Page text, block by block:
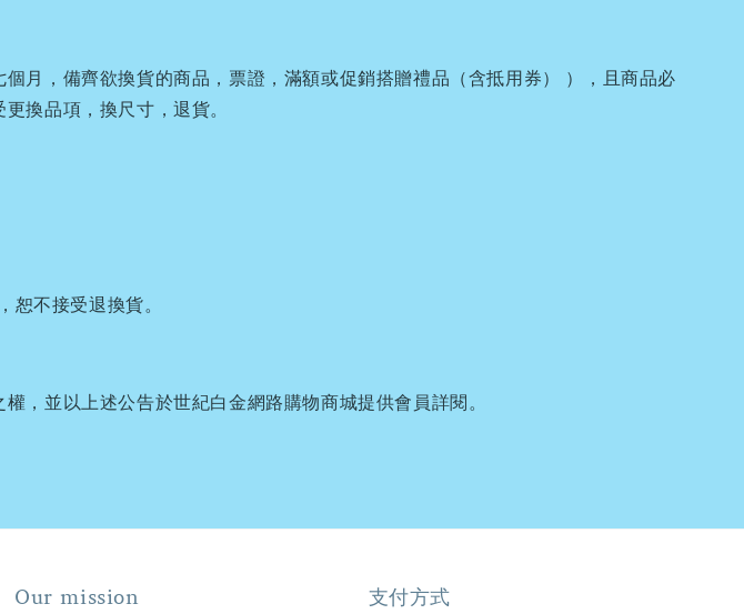
月，備齊欲換貨的商品，票證，滿額或促銷搭贈禮品（含抵用券） ），且商品必
換品項，換尺寸，退貨。
不接受退換貨。
，並以上述公告於世紀白金網路購物商城提供會員詳閱。
Our mission 支付方式